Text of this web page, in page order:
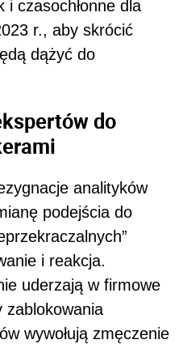
i czasochłonne dla
r., aby skrócić
dążyć do
do
analityków
podejścia do
i reakcja.
uderzają w firmowe
zablokowania
wywołują zmęczenie